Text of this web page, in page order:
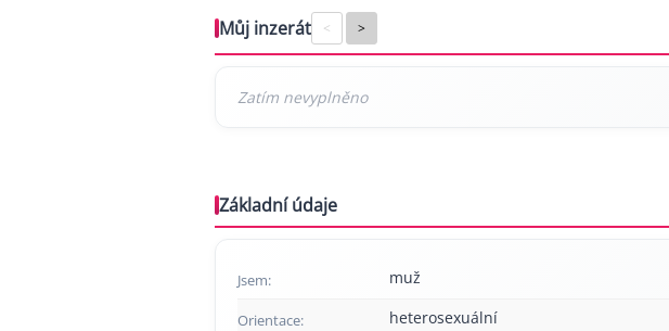
Můj inzerát < >
Základní údaje
Jsem: muž
Orientace: heterosexuální